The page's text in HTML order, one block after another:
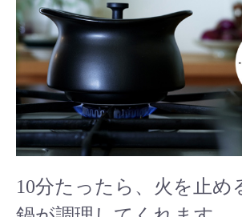
10分たったら、火を止め